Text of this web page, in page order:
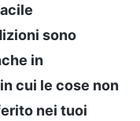
sono
in
cui le cose non
nei tuoi